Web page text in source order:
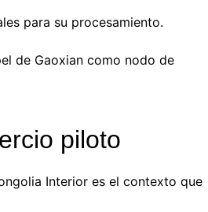
para su procesamiento.
de Gaoxian como nodo de
piloto
Interior es el contexto que